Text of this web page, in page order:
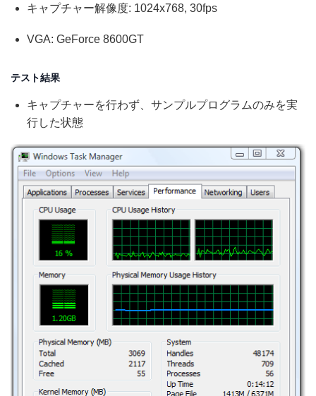
キャプチャー解像度: 1024x768, 30fps
VGA: GeForce 8600GT
テスト結果
キャプチャーを行わず、サンプルプログラムのみを実
行した状態